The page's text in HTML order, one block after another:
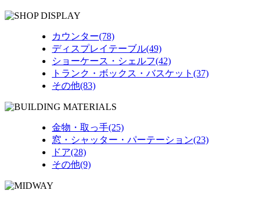
カウンター(78)
ディスプレイテーブル(49)
ショーケース・シェルフ(42)
トランク・ボックス・バスケット(37)
その他(83)
金物・取っ手(25)
窓・シャッター・パーテーション(23)
ドア(28)
その他(9)